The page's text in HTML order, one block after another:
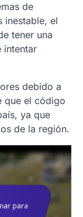
de
inestable, el
tener una
intentar
debido a
que el código
ya que
de la región.